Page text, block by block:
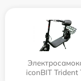
iconBIT Trident